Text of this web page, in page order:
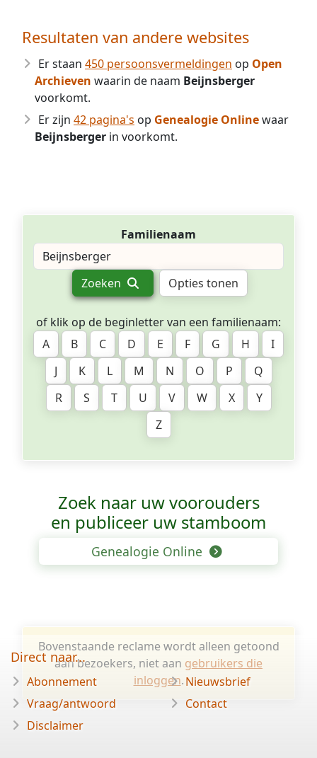
Resultaten van andere websites
Er staan 450 persoonsvermeldingen op Open
Archieven waarin de naam Beijnsberger
voorkomt.
Er zijn 42 pagina's op Genealogie Onlinewaar
Beijnsberger in voorkomt.
Familienaam
Zoeken Opties tonen
of klik op de beginletter van een familienaam:
A
B C D E F G H
I
J
K L M N O P
Q
R
S T U V W X
Y
Z
Zoek naar uw voorouders
en publiceer uw stamboom
Genealogie Online
Bovenstaande reclame wordt alleen getoond
aan bezoekers, niet aan gebruikers die
inloggen.
Direct naar...
Abonnement
Vraag/antwoord
Disclaimer
Nieuwsbrief
Contact